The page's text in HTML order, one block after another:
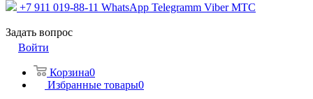
+7 911 019-88-11 WhatsApp Telegramm Viber МТС
Задать вопрос
Войти
Корзина0
Избранные товары0